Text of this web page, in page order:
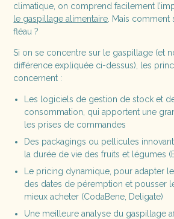
climatique, on comprend facilement
le gaspillage alimentaire . Mais comment
fléau ?
Si on se concentre sur le gaspillage (et
différence expliquée ci-dessus), les
concernent :
Les logiciels de gestion de stock et
consommation, qui apportent une
les prises de commandes
Des packagings ou pellicules
la durée de vie des fruits et légumes
Le pricing dynamique, pour adapter
des dates de péremption et pousser
mieux acheter (CodaBene, Deligate)
Une meilleure analyse du gaspillage